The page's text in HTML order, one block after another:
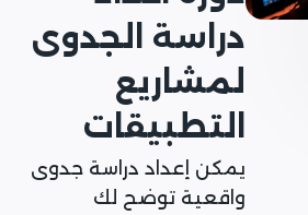
دراسة الجدوى
لمشاريع
التطبيقات
يمكن إعداد دراسة جدوى
واقعية توضح لك